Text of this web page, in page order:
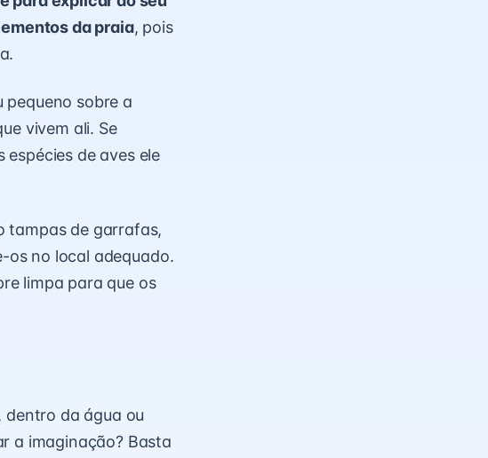
da praia, pois
pequeno sobre a
vivem ali. Se
de aves ele
tampas de garrafas,
os no local adequado.
limpa para que os
dentro da água ou
a imaginação? Basta